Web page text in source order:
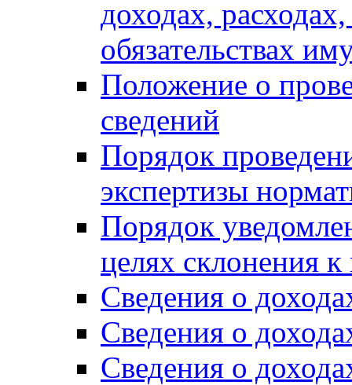
доходах,
обязательствах
Положение о
сведений
Порядок
экспертизы
Порядок
целях склонения
Сведения о
Сведения о
Сведения о